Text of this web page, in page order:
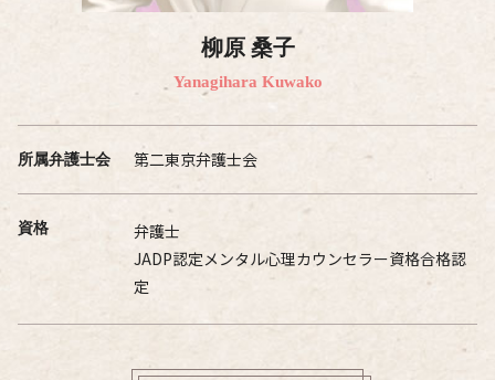
柳原 桑子
Yanagihara Kuwako
所属弁護士会 第二東京弁護士会
資格
弁護士
JADP認定メンタル心理カウンセラー資格合格認
定